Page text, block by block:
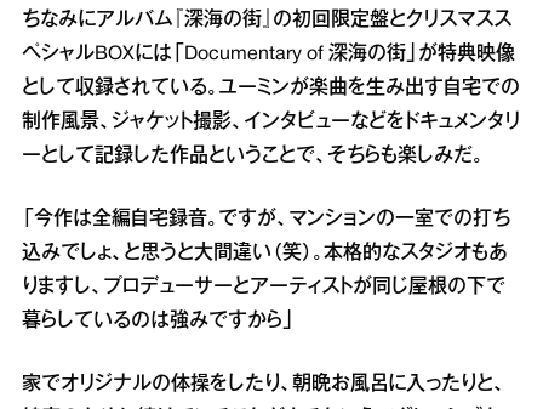
ちなみにアルバム『深海の街』の初回限定盤とクリスマスス
ペシャルBOXには「Documentary of 深海の街」が特典映像
として収録されている。ユーミンが楽曲を生み出す自宅での
制作風景、ジャケット撮影、インタビューなどをドキュメンタリ
ーとして記録した作品ということで、そちらも楽しみだ。
「今作は全編自宅録音。ですが、マンションの一室での打ち
込みでしょ、と思うと大間違い（笑）。本格的なスタジオもあ
りますし、プロデューサーとアーティストが同じ屋根の下で
暮らしているのは強みですから」
家でオリジナルの体操をしたり、朝晩お風呂に入ったりと、